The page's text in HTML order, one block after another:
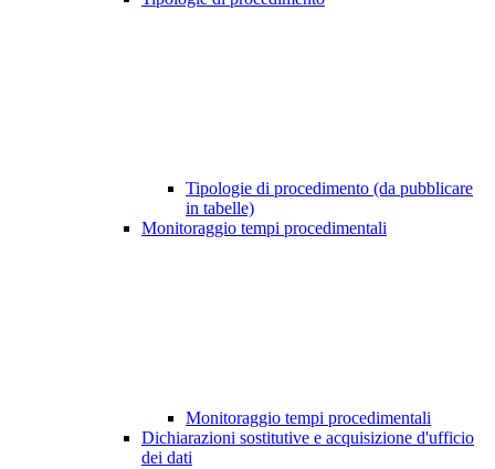
Tipologie di procedimento (da pubblicare
in tabelle)
Monitoraggio tempi procedimentali
Monitoraggio tempi procedimentali
Dichiarazioni sostitutive e acquisizione d'ufficio
dei dati